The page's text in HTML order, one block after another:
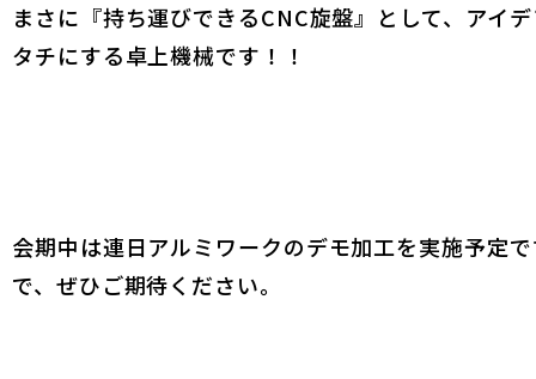
まさに『持ち運びできるCNC旋盤』として、アイ
タチにする卓上機械です！！
会期中は連日アルミワークのデモ加工を実施予定
で、ぜひご期待ください。